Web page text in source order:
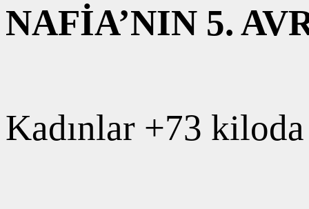
NAFİA’NIN 5.
Kadınlar +73